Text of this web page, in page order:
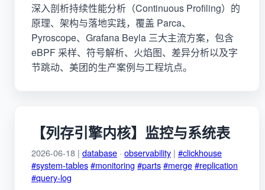
深入剖析持续性能分析（Continuous Profiling）的
原理、架构与落地实践，覆盖 Parca、
Pyroscope、Grafana Beyla 三大主流方案，包含
eBPF 采样、符号解析、火焰图、差异分析以及字
节跳动、美团的生产案例与工程坑点。
【列存引擎内核】监控与系统表
2026-06-18 | database · observability | #clickhouse
#system-tables#monitoring #parts#merge#replication
#query-log